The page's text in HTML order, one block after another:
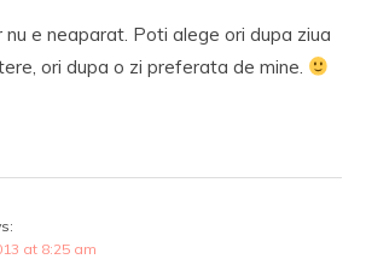
nu e neaparat. Poti alege ori dupa ziua
ori dupa o zi preferata de mine.
at 8:25 am